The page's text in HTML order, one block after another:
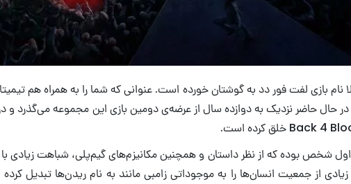
بازی لفت فور دد به گوشتان خورده است. عنوانی که شما را به همراه هم
حال حاضر نزدیک به دوازده سال از عرضه‌ی دومین بازی این مجموعه می‌گذرد
اول شخص بوده که از نظر داستان و همچنین مکانیزم‌های گیم‌پلی، شباهت
از جمعیت انسان‌ها را به موجوداتی زامبی مانند به نام ریدن‌ها تبدیل